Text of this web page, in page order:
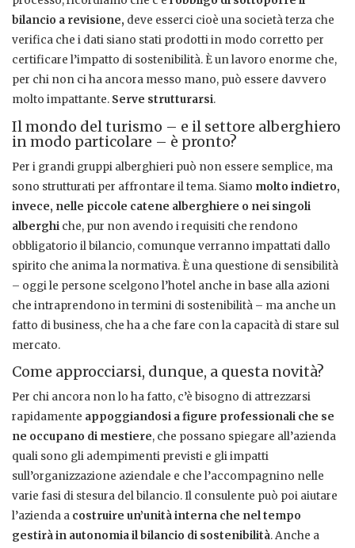
bilancio a revisione, deve esserci cioè una società terza che
verifica che i dati siano stati prodotti in modo corretto per
certificare l’impatto di sostenibilità. È un lavoro enorme che,
per chi non ci ha ancora messo mano, può essere davvero
molto impattante. Serve strutturarsi.
Il mondo del turismo – e il settore alberghiero
in modo particolare – è pronto?
Per i grandi gruppi alberghieri può non essere semplice, ma
sono strutturati per affrontare il tema. Siamo molto indietro,
invece, nelle piccole catene alberghiere o nei singoli
alberghi che, pur non avendo i requisiti che rendono
obbligatorio il bilancio, comunque verranno impattati dallo
spirito che anima la normativa. È una questione di sensibilità
– oggi le persone scelgono l’hotel anche in base alla azioni
che intraprendono in termini di sostenibilità – ma anche un
fatto di business, che ha a che fare con la capacità di stare sul
mercato.
Come approcciarsi, dunque, a questa novità?
Per chi ancora non lo ha fatto, c’è bisogno di attrezzarsi
rapidamente appoggiandosi a figure professionali che se
ne occupano di mestiere, che possano spiegare all’azienda
quali sono gli adempimenti previsti e gli impatti
sull’organizzazione aziendale e che l’accompagnino nelle
varie fasi di stesura del bilancio. Il consulente può poi aiutare
l’azienda a costruire un’unità interna che nel tempo
gestirà in autonomia il bilancio di sostenibilità. Anche a